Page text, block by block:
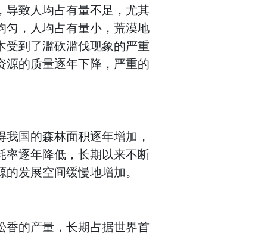
导致人均占有量不足，尤其
匀，人均占有量小，荒漠地
受到了滥砍滥伐现象的严重
的质量逐年下降，严重的
国的森林面积逐年增加，
率逐年降低，长期以来不断
发展空间缓慢地增加。
的产量，长期占据世界首